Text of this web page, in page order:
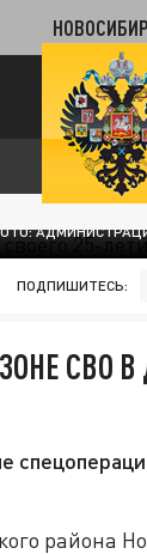
ПОДПИШИТЕСЬ:
СВО В
района